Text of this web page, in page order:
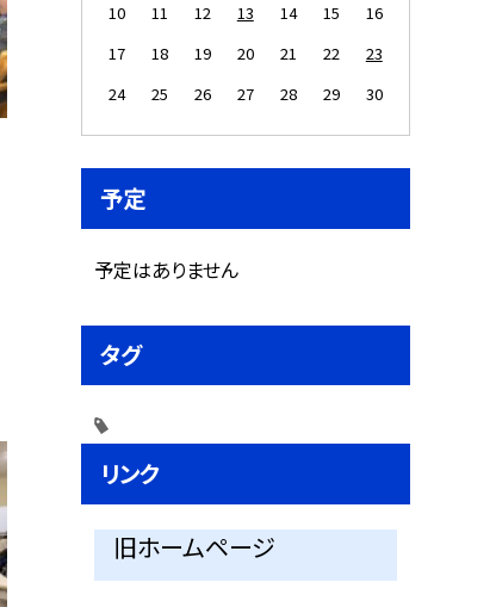
10
11 12 13 14 15
16
17
18 19 20 21 22
23
24
25 26 27 28 29 30
予定
予定はありません
タグ
リンク
旧ホームページ